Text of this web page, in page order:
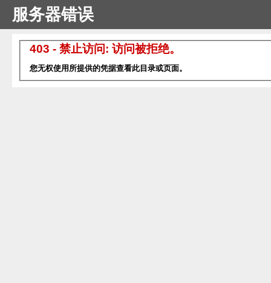
服务器错误
403 - 禁止访问: 访问被拒绝。
您无权使用所提供的凭据查看此目录或页面。